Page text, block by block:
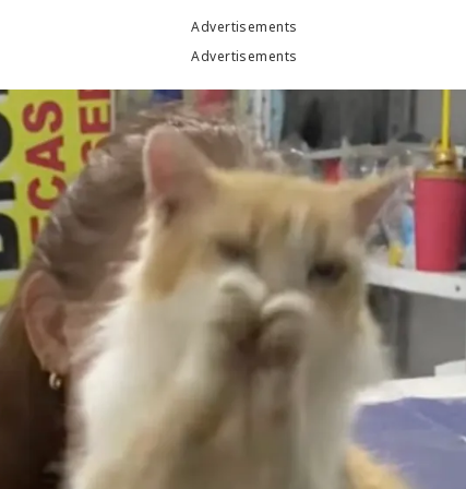
Advertisements
Advertisements